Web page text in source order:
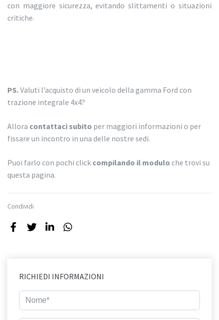
con maggiore sicurezza, evitando slittamenti o situazioni
critiche.
PS.Valuti l’acquisto di un veicolo della gamma Ford con
trazione integrale 4x4?
Allora contattaci subito per maggiori informazioni o per
fissare un incontro in una delle nostre sedi.
Puoi farlo con pochi click compilando il modulo che trovi su
questa pagina.
Condividi
RICHIEDI INFORMAZIONI